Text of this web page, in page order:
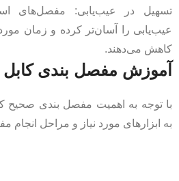
تسهیل در عیب‌یابی: مفصل‌های
عیب‌یابی را آسان‌تر کرده و زمان
کاهش می‌دهند.
آموزش مفصل بندی کابل
با توجه به اهمیت مفصل بندی صحیح
به ابزارهای مورد نیاز و مراحل انجام